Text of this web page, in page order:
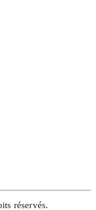
réservés.